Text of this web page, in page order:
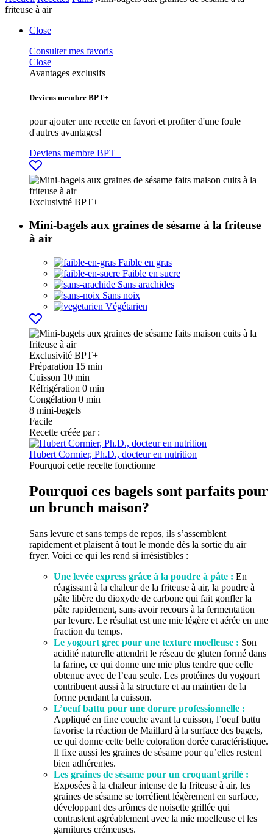
friteuse à air
Close
Consulter mes favoris
Close
Avantages exclusifs
Deviens membre BPT+
pour ajouter une recette en favori et profiter d'une foule
d'autres avantages!
Deviens membre BPT+
Exclusivité BPT+
Mini-bagels aux graines de sésame à la friteuse
à air
Faible en gras
Faible en sucre
Sans arachides
Sans noix
Végétarien
Exclusivité BPT+
Préparation 15 min
Cuisson 10 min
Réfrigération 0 min
Congélation 0 min
8 mini-bagels
Facile
Recette créée par :
Hubert Cormier, Ph.D., docteur en nutrition
Pourquoi cette recette fonctionne
Pourquoi ces bagels sont parfaits pour
un brunch maison?
Sans levure et sans temps de repos, ils s’assemblent
rapidement et plaisent à tout le monde dès la sortie du air
fryer. Voici ce qui les rend si irrésistibles :
Une levée express grâce à la poudre à pâte : En
réagissant à la chaleur de la friteuse à air, la poudre à
pâte libère du dioxyde de carbone qui fait gonfler la
pâte rapidement, sans avoir recours à la fermentation
par levure. Le résultat est une mie légère et aérée en une
fraction du temps.
Le yogourt grec pour une texture moelleuse : Son
acidité naturelle attendrit le réseau de gluten formé dans
la farine, ce qui donne une mie plus tendre que celle
obtenue avec de l’eau seule. Les protéines du yogourt
contribuent aussi à la structure et au maintien de la
forme pendant la cuisson.
L’oeuf battu pour une dorure professionnelle :
Appliqué en fine couche avant la cuisson, l’oeuf battu
favorise la réaction de Maillard à la surface des bagels,
ce qui donne cette belle coloration dorée caractéristique.
Il fixe aussi les graines de sésame pour qu’elles restent
bien adhérentes.
Les graines de sésame pour un croquant grillé :
Exposées à la chaleur intense de la friteuse à air, les
graines de sésame se torréfient légèrement en surface,
développant des arômes de noisette grillée qui
contrastent agréablement avec la mie moelleuse et les
garnitures crémeuses.